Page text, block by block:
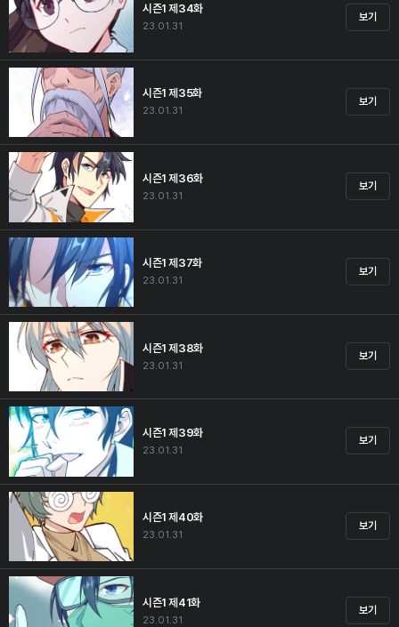
시즌1 제34화
23.01.31
보기
시즌1 제35화
23.01.31
보기
시즌1 제36화
23.01.31
보기
시즌1 제37화
23.01.31
보기
시즌1 제38화
23.01.31
보기
시즌1 제39화
23.01.31
보기
시즌1 제40화
23.01.31
보기
시즌1 제41화
23.01.31
보기